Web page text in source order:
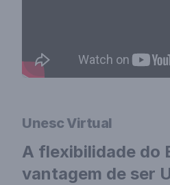
Unesc Virtual
A flexibilidade do
vantagem de ser